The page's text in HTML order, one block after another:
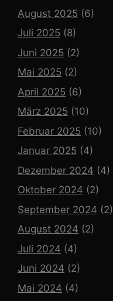
August 2025 (6)
Juli 2025 (8)
Juni 2025 (2)
Mai 2025 (2)
April 2025 (6)
März 2025 (10)
Februar 2025 (10)
Januar 2025 (4)
Dezember 2024 (4)
Oktober 2024 (2)
September 2024 (2)
August 2024 (2)
Juli 2024 (4)
Juni 2024 (2)
Mai 2024 (4)